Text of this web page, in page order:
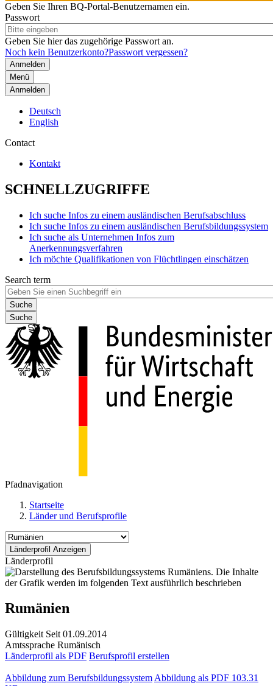
Geben Sie Ihren BQ-Portal-Benutzernamen ein.
Passwort
Geben Sie hier das zugehörige Passwort an.
Noch kein Benutzerkonto?Passwort vergessen?
Menü
Anmelden
Deutsch
English
Contact
Kontakt
SCHNELLZUGRIFFE
Ich suche Infos zu einem ausländischen Berufsabschluss
Ich suche Infos zu einem ausländischen Berufsbildungssystem
Ich suche als Unternehmen Infos zum
Anerkennungsverfahren
Ich möchte Qualifikationen von Flüchtlingen einschätzen
Search term
Suche
Pfadnavigation
Startseite
Länder und Berufsprofile
Länderprofil
Rumänien
Gültigkeit Seit 01.09.2014
Amtssprache Rumänisch
Länderprofil als PDF Berufsprofil erstellen
Abbildung zum Berufsbildungssystem Abbildung als PDF 103.31